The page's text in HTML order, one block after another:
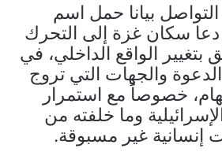
بيانا حمل اسم
يونيو”، دعا سكان غزة إلى التحرك
بتغيير الواقع الداخلي، في
والجهات التي تروج
خصوصاً مع استمرار
وما خلفته من
إنسانية غير مسبوقة.